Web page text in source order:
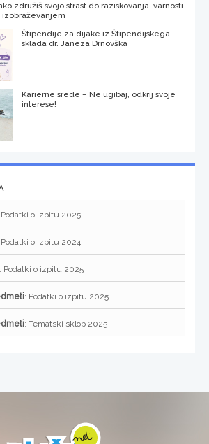
združiš svojo strast do raziskovanja, varnosti
Štipendije za dijake iz Štipendijskega
sklada dr. Janeza Drnovška
Karierne srede – Ne ugibaj, odkrij svoje
interese!
Podatki o izpitu 2025
Podatki o izpitu 2024
: Podatki o izpitu 2025
: Podatki o izpitu 2025
: Tematski sklop 2025